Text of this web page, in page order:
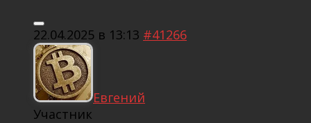
22.04.2025 в 13:13 #41266
Евгений
Участник